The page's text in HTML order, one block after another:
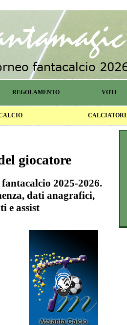
REGOLAMENTO VOTI
CALCIATORI
giocatore
2025-2026.
dati anagrafici,
e assist